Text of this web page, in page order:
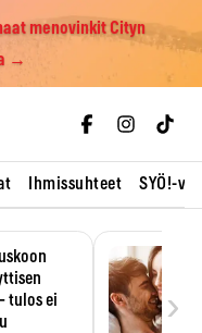
menovinkit Cityn
→
Ihmissuhteet SYÖ!-
tulos ei
›